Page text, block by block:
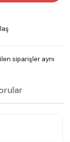
siparişler aynı